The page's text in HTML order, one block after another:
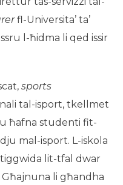
fl-Universita’ ta’
l-ħidma li qed issir
sports
tal-isport, tkellmet
ħafna studenti fit-
mal-isport. L-iskola
lit-tfal dwar
li għandha